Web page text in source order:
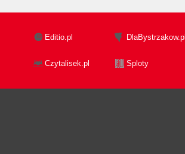
Editio.pl DlaBystrzakow.pl
Czytalisek.pl Sploty